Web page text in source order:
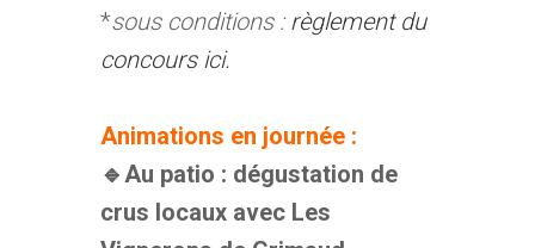
*sous conditions :règlement du
concours ici.
Animations en journée :
🔹Au patio : dégustation de
crus locaux avec Les